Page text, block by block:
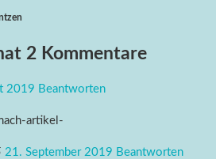
2 Kommentare
2019 Beantworten
artikel-
21. September 2019 Beantworten